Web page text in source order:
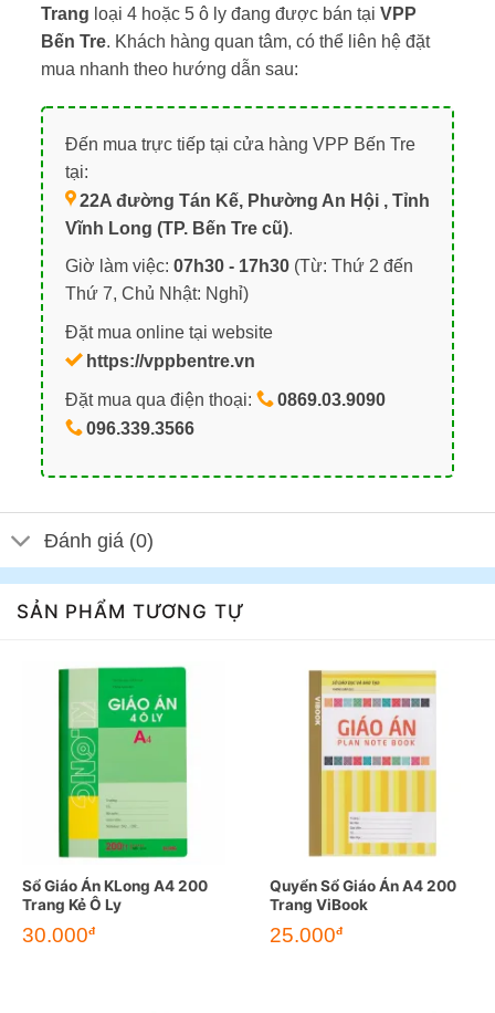
Trang loại 4 hoặc 5 ô ly đang được bán tại VPP
Bến Tre. Khách hàng quan tâm, có thể liên hệ đặt
mua nhanh theo hướng dẫn sau:
Đến mua trực tiếp tại cửa hàng VPP Bến Tre
tại:
22A đường Tán Kế, Phường An Hội , Tỉnh
Vĩnh Long (TP. Bến Tre cũ).
Giờ làm việc: 07h30 - 17h30(Từ: Thứ 2 đến
Thứ 7, Chủ Nhật: Nghỉ)
Đặt mua online tại website
https://vppbentre.vn
Đặt mua qua điện thoại:
0869.03.9090
096.339.3566
Đánh giá (0)
SẢN PHẨM TƯƠNG TỰ
Sổ Giáo Án KLong A4 200
Trang Kẻ Ô Ly
30.000đ
Quyển Sổ Giáo Án A4 200
Trang ViBook
25.000đ